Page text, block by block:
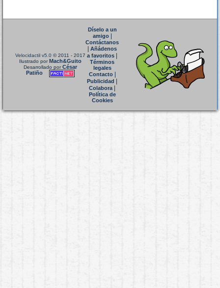
Velocidactil v5.0 © 2011 - 2017
Ilustrado porMach&Guito
Desarrollado porCésar
Patiño
Díselo a un
amigo|
Contáctanos
Añádenos
a favoritos
Términos
legales
Contacto|
Publicidad
Colabora|
Política de
Cookies